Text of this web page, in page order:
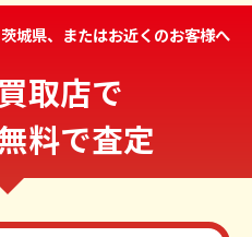
茨城県、またはお近くのお客様へ
取店で
料で査定